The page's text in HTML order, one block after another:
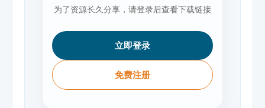
为了资源长久分享，请登录后查看下载链接
立即登录
免费注册